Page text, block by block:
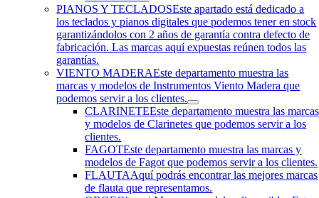
PIANOS Y TECLADOSEste apartado está dedicado a
los teclados y pianos digitales que podemos tener en stock
garantizándolos con 2 años de garantía contra defecto de
fabricación. Las marcas aquí expuestas reúnen todos las
garantías.
VIENTO MADERAEste departamento muestra las
marcas y modelos de Instrumentos Viento Madera que
podemos servir a los clientes.
CLARINETEEste departamento muestra las marcas
y modelos de Clarinetes que podemos servir a los
clientes.
FAGOTEste departamento muestra las marcas y
modelos de Fagot que podemos servir a los clientes.
FLAUTAAquí podrás encontrar las mejores marcas
de flauta que representamos.